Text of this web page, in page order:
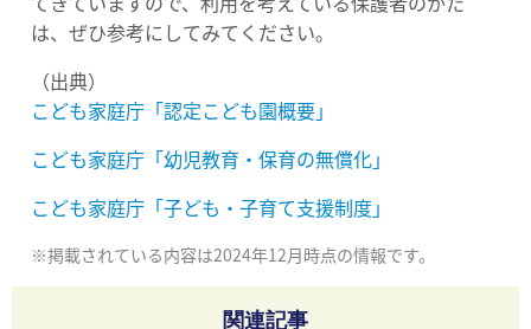
は、ぜひ参考にしてみてください。
（出典）
こども家庭庁「認定こども園概要」
こども家庭庁「幼児教育・保育の無償化」
こども家庭庁「子ども・子育て支援制度」
※掲載されている内容は2024年12月時点の情報です。
関連記事